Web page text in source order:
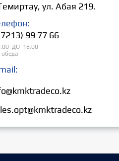
ул. Абая 219.
99 77 66
ДО 18:00
обеда